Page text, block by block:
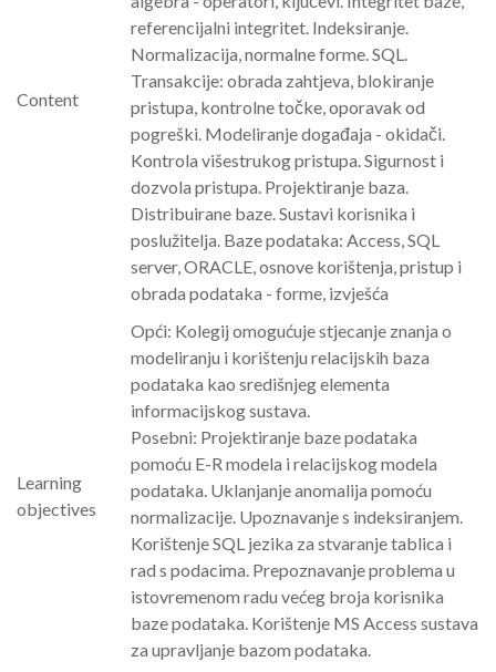
Content
referencijalni integritet. Indeksiranje.
Normalizacija, normalne forme. SQL.
Transakcije: obrada zahtjeva, blokiranje
pristupa, kontrolne točke, oporavak od
pogreški. Modeliranje događaja - okidači.
Kontrola višestrukog pristupa. Sigurnost i
dozvola pristupa. Projektiranje baza.
Distribuirane baze. Sustavi korisnika i
poslužitelja. Baze podataka: Access, SQL
server, ORACLE, osnove korištenja, pristup i
obrada podataka - forme, izvješća
Learning
objectives
Opći: Kolegij omogućuje stjecanje znanja o
modeliranju i korištenju relacijskih baza
podataka kao središnjeg elementa
informacijskog sustava.
Posebni: Projektiranje baze podataka
pomoću E-R modela i relacijskog modela
podataka. Uklanjanje anomalija pomoću
normalizacije. Upoznavanje s indeksiranjem.
Korištenje SQL jezika za stvaranje tablica i
rad s podacima. Prepoznavanje problema u
istovremenom radu većeg broja korisnika
baze podataka. Korištenje MS Access sustava
za upravljanje bazom podataka.